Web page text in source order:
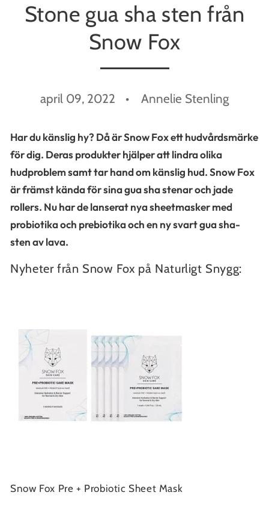
Stone gua sha sten från
Snow Fox
april 09, 2022 Annelie Stenling
Har du känslig hy? Då är Snow Fox ett hudvårdsmärke
för dig. Deras produkter hjälper att lindra olika
hudproblem samt tar hand om känslig hud. Snow Fox
är främst kända för sina gua sha stenar och jade
rollers. Nu har de lanserat nya sheetmasker med
probiotika och prebiotika och en ny svart gua sha-
sten av lava.
Nyheter från Snow Fox på Naturligt Snygg:
Snow Fox Pre + Probiotic Sheet Mask